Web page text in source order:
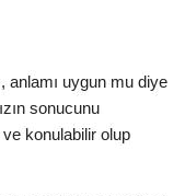
uygun mu diye
sonucunu
konulabilir olup